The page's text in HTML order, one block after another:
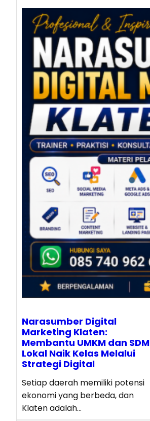
Narasumber Digital
Marketing Klaten:
Membantu UMKM dan SDM
Lokal Naik Kelas Melalui
Strategi Digital
Setiap daerah memiliki potensi
ekonomi yang berbeda, dan
Klaten adalah…